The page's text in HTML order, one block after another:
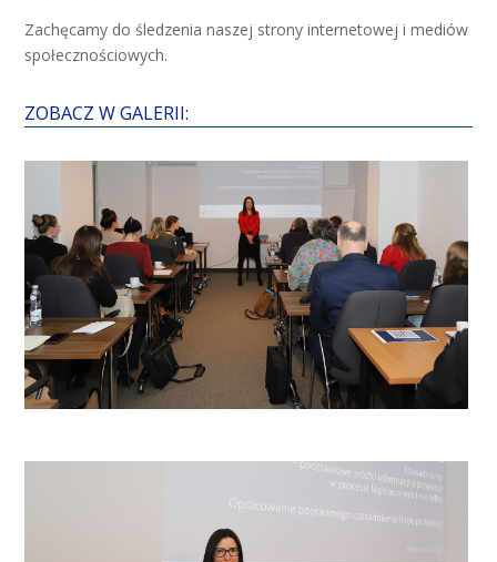
Zachęcamy do śledzenia naszej strony internetowej i mediów
społecznościowych.
ZOBACZ W GALERII: